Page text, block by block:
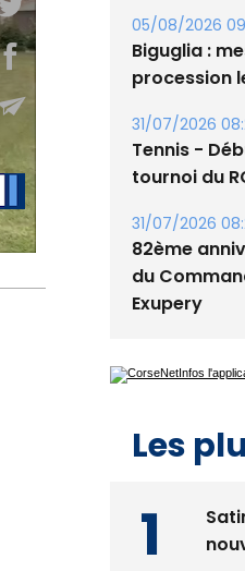
05/08/2026
Biguglia :
procession
31/07/2026
Tennis -
tournoi du
31/07/2026
82ème
du
Exupery
Les